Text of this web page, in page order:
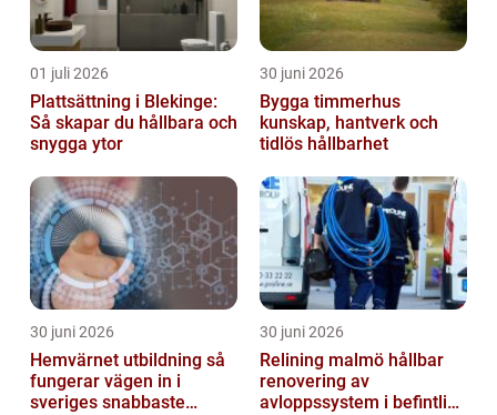
01 juli 2026
Plattsättning i Blekinge:
Så skapar du hållbara och
snygga ytor
30 juni 2026
Bygga timmerhus
kunskap, hantverk och
tidlös hållbarhet
30 juni 2026
Hemvärnet utbildning så
fungerar vägen in i
sveriges snabbaste
30 juni 2026
Relining malmö hållbar
renovering av
avloppssystem i befintliga